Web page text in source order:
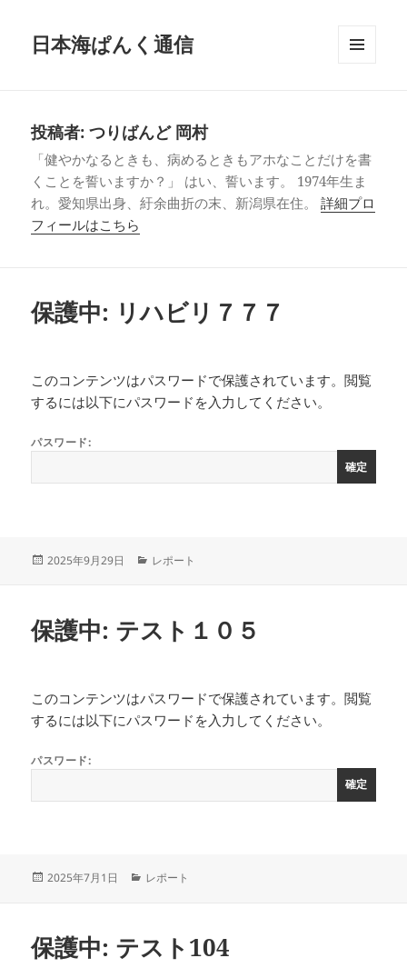
日本海ぱんく通信
投稿者:つりばんど 岡村
「健やかなるときも、病めるときもアホなことだけを書
くことを誓いますか？」 はい、誓います。 1974年生ま
れ。愛知県出身、紆余曲折の末、新潟県在住。詳細プロ
フィールはこちら
保護中: リハビリ７７７
このコンテンツはパスワードで保護されています。閲覧
するには以下にパスワードを入力してください。
パスワード:
投
2025年9月29日
カ
ー
レポート
保護中: テスト１０５
このコンテンツはパスワードで保護されています。閲覧
するには以下にパスワードを入力してください。
パスワード:
投
2025年7月1日
カ
ー
レポート
保護中: テスト104